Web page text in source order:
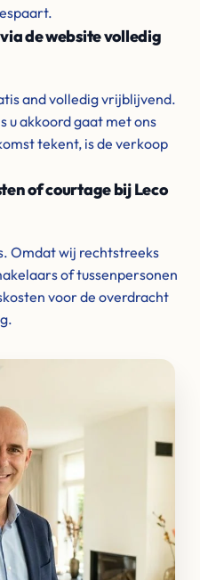
de website volledig
and volledig vrijblijvend.
u akkoord gaat met ons
tekent, is de verkoop
of courtage bij Leco
Omdat wij rechtstreeks
of tussenpersonen
voor de overdracht